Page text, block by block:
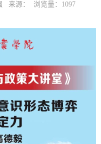
来源： 浏览量： 1097